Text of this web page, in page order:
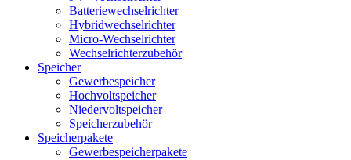
Batteriewechselrichter
Hybridwechselrichter
Micro-Wechselrichter
Wechselrichterzubehör
Speicher
Gewerbespeicher
Hochvoltspeicher
Niedervoltspeicher
Speicherzubehör
Speicherpakete
Gewerbespeicherpakete